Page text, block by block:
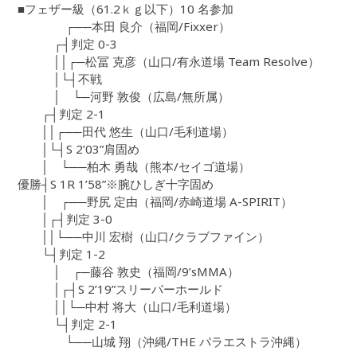
■フェザー級（61.2ｋｇ以下）10 名参加
┌──本田 良介（福岡/Fixxer）
┌┤判定 0-3
││┌─松冨 克彦（山口/有永道場 Team Resolve）
│└┤不戦
│ └─河野 敦俊（広島/無所属）
┌┤判定 2-1
││┌──田代 悠生（山口/毛利道場）
│└┤S 2’03”肩固め
│ └──柏木 勇哉（熊本/セイゴ道場）
優勝┤S 1R 1’58”※腕ひしぎ十字固め
│ ┌──野尻 定由（福岡/赤崎道場 A-SPIRIT）
│┌┤判定 3-0
││└──中川 宏樹（山口/クラブファイン）
└┤判定 1-2
│ ┌─藤谷 敦史（福岡/9’sMMA）
│┌┤S 2’19”スリーパーホールド
││└─中村 将大（山口/毛利道場）
└┤判定 2-1
└──山城 翔（沖縄/THE パラエストラ沖縄）